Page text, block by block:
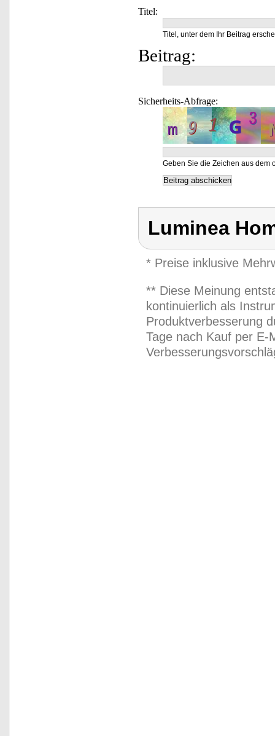
Titel:
Titel, unter dem Ihr Beitrag
Beitrag:
Sicherheits-Abfrage:
Geben Sie die Zeichen aus dem
Luminea
* Preise inklusive
** Diese Meinung
kontinuierlich als
Produktverbesserung
Tage nach Kauf per E-